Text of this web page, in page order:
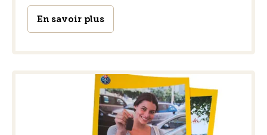
En savoir plus